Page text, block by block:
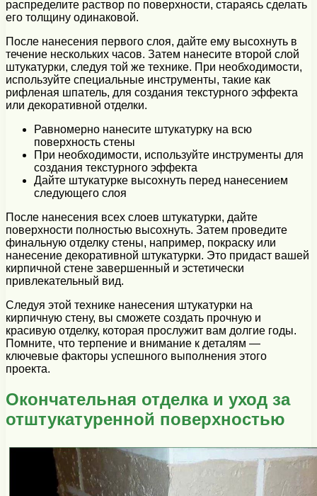
распределите раствор по поверхности, стараясь сделать
его толщину одинаковой.
После нанесения первого слоя, дайте ему высохнуть в
течение нескольких часов. Затем нанесите второй слой
штукатурки, следуя той же технике. При необходимости,
используйте специальные инструменты, такие как
рифленая шпатель, для создания текстурного эффекта
или декоративной отделки.
Равномерно нанесите штукатурку на всю
поверхность стены
При необходимости, используйте инструменты для
создания текстурного эффекта
Дайте штукатурке высохнуть перед нанесением
следующего слоя
После нанесения всех слоев штукатурки, дайте
поверхности полностью высохнуть. Затем проведите
финальную отделку стены, например, покраску или
нанесение декоративной штукатурки. Это придаст вашей
кирпичной стене завершенный и эстетически
привлекательный вид.
Следуя этой технике нанесения штукатурки на
кирпичную стену, вы сможете создать прочную и
красивую отделку, которая прослужит вам долгие годы.
Помните, что терпение и внимание к деталям —
ключевые факторы успешного выполнения этого
проекта.
Окончательная отделка и уход за
отштукатуренной поверхностью